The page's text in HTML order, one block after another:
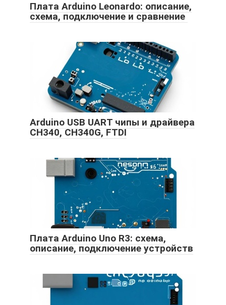
Плата Arduino Leonardo: описание,
схема, подключение и сравнение
Arduino USB UART чипы и драйвера
CH340, CH340G, FTDI
Плата Arduino Uno R3: схема,
описание, подключение устройств